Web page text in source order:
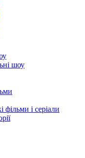
шоу
фільми і серіали